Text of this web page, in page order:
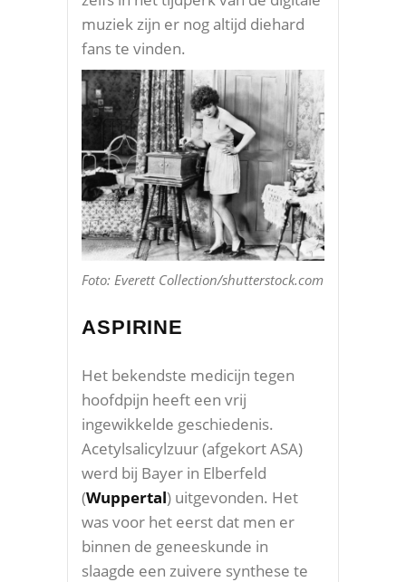
muziek zijn er nog altijd diehard
fans te vinden.
Foto: Everett Collection/shutterstock.com
ASPIRINE
Het bekendste medicijn tegen
hoofdpijn heeft een vrij
ingewikkelde geschiedenis.
Acetylsalicylzuur (afgekort ASA)
werd bij Bayer in Elberfeld
(Wuppertal) uitgevonden. Het
was voor het eerst dat men er
binnen de geneeskunde in
slaagde een zuivere synthese te